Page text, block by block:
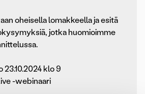
oheisella lomakkeella ja esitä
jotka huomioimme
23.10.2024 klo 9
-webinaari